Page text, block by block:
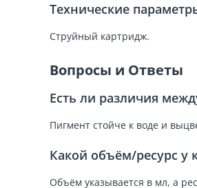
Технические
Струйный картридж.
Вопросы и Ответы
Есть ли различия
Пигмент стойче к воде и
Какой объём/ресурс у
Объём указывается в мл, а